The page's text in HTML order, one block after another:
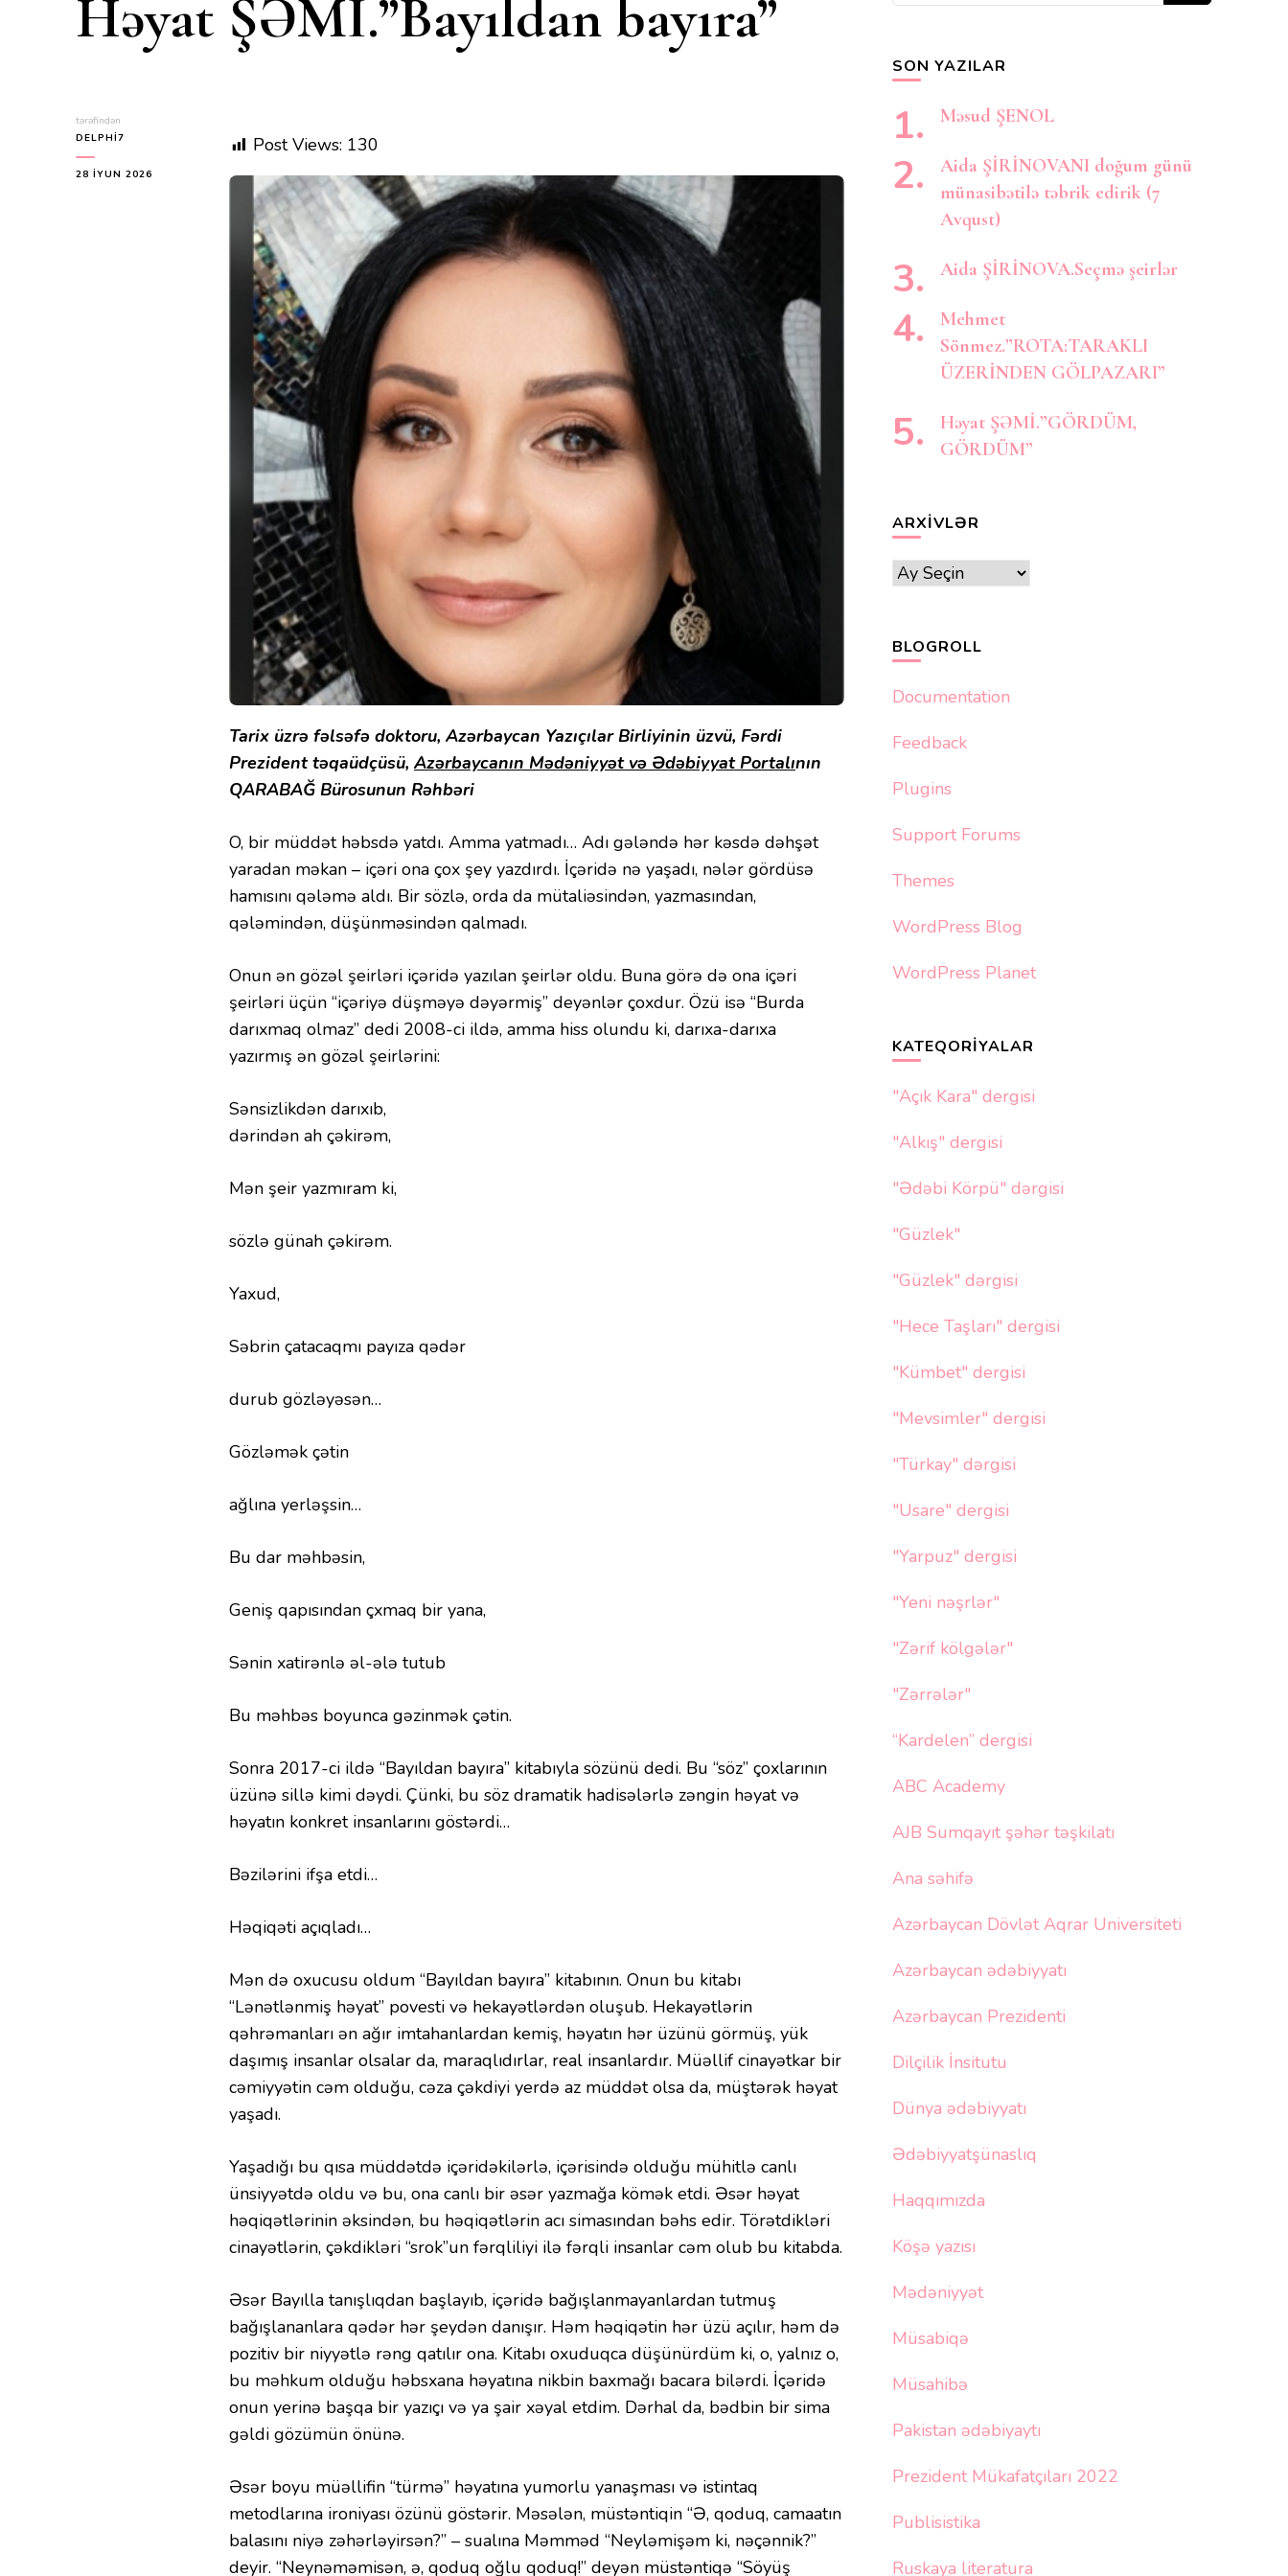
Həyat ŞƏMİ.”Bayıldan bayıra”
tərəfindən
DELPHI7
28 İYUN 2026
Post Views: 130
Tarix üzrə fəlsəfə doktoru, Azərbaycan Yazıçılar Birliyinin üzvü, Fərdi
Prezident təqaüdçüsü, Azərbaycanın Mədəniyyət və Ədəbiyyat Portalının
QARABAĞ Bürosunun Rəhbəri
O, bir müddət həbsdə yatdı. Amma yatmadı… Adı gələndə hər kəsdə dəhşət
yaradan məkan – içəri ona çox şey yazdırdı. İçəridə nə yaşadı, nələr gördüsə
hamısını qələmə aldı. Bir sözlə, orda da mütaliəsindən, yazmasından,
qələmindən, düşünməsindən qalmadı.
Onun ən gözəl şeirləri içəridə yazılan şeirlər oldu. Buna görə də ona içəri
şeirləri üçün “içəriyə düşməyə dəyərmiş” deyənlər çoxdur. Özü isə “Burda
darıxmaq olmaz” dedi 2008-ci ildə, amma hiss olundu ki, darıxa-darıxa
yazırmış ən gözəl şeirlərini:
Sənsizlikdən darıxıb,
dərindən ah çəkirəm,
Mən şeir yazmıram ki,
sözlə günah çəkirəm.
Yaxud,
Səbrin çatacaqmı payıza qədər
durub gözləyəsən…
Gözləmək çətin
ağlına yerləşsin…
Bu dar məhbəsin,
Geniş qapısından çxmaq bir yana,
Sənin xatirənlə əl-ələ tutub
Bu məhbəs boyunca gəzinmək çətin.
Sonra 2017-ci ildə “Bayıldan bayıra” kitabıyla sözünü dedi. Bu “söz” çoxlarının
üzünə sillə kimi dəydi. Çünki, bu söz dramatik hadisələrlə zəngin həyat və
həyatın konkret insanlarını göstərdi…
Bəzilərini ifşa etdi…
Həqiqəti açıqladı…
Mən də oxucusu oldum “Bayıldan bayıra” kitabının. Onun bu kitabı
“Lənətlənmiş həyat” povesti və hekayətlərdən oluşub. Hekayətlərin
qəhrəmanları ən ağır imtahanlardan kemiş, həyatın hər üzünü görmüş, yük
daşımış insanlar olsalar da, maraqlıdırlar, real insanlardır. Müəllif cinayətkar bir
cəmiyyətin cəm olduğu, cəza çəkdiyi yerdə az müddət olsa da, müştərək həyat
yaşadı.
Yaşadığı bu qısa müddətdə içəridəkilərlə, içərisində olduğu mühitlə canlı
ünsiyyətdə oldu və bu, ona canlı bir əsər yazmağa kömək etdi. Əsər həyat
həqiqətlərinin əksindən, bu həqiqətlərin acı simasından bəhs edir. Törətdikləri
cinayətlərin, çəkdikləri “srok”un fərqliliyi ilə fərqli insanlar cəm olub bu kitabda.
Əsər Bayılla tanışlıqdan başlayıb, içəridə bağışlanmayanlardan tutmuş
bağışlananlara qədər hər şeydən danışır. Həm həqiqətin hər üzü açılır, həm də
pozitiv bir niyyətlə rəng qatılır ona. Kitabı oxuduqca düşünürdüm ki, o, yalnız o,
bu məhkum olduğu həbsxana həyatına nikbin baxmağı bacara bilərdi. İçəridə
onun yerinə başqa bir yazıçı və ya şair xəyal etdim. Dərhal da, bədbin bir sima
gəldi gözümün önünə.
Əsər boyu müəllifin “türmə” həyatına yumorlu yanaşması və istintaq
metodlarına ironiyası özünü göstərir. Məsələn, müstəntiqin “Ə, qoduq, camaatın
balasını niyə zəhərləyirsən?” – sualına Məmməd “Neyləmişəm ki, nəçənnik?”
deyir. “Neynəməmisən, ə, qoduq oğlu qoduq!” deyən müstəntiqə “Söyüş
SON YAZILAR
Məsud ŞENOL
Aida ŞİRİNOVANI doğum günü
münasibətilə təbrik edirik (7
Avqust)
Aida ŞİRİNOVA.Seçmə şeirlər
Mehmet
Sönmez.”ROTA:TARAKLI
ÜZERİNDEN GÖLPAZARI”
Həyat ŞƏMİ.”GÖRDÜM,
GÖRDÜM”
ARXIVLƏR
Arxivlər
BLOGROLL
Documentation
Feedback
Plugins
Support Forums
Themes
WordPress Blog
WordPress Planet
KATEQORIYALAR
"Açık Kara" dergisi
"Alkış" dergisi
"Ədəbi Körpü" dərgisi
"Güzlek"
"Güzlek" dərgisi
"Hece Taşları" dergisi
"Kümbet" dergisi
"Mevsimler" dergisi
"Türkay" dərgisi
"Usare" dergisi
"Yarpuz" dergisi
"Yeni nəşrlər"
"Zərif kölgələr"
"Zərrələr"
“Kardelen” dergisi
ABC Academy
AJB Sumqayıt şəhər təşkilatı
Ana səhifə
Azərbaycan Dövlət Aqrar Universiteti
Azərbaycan ədəbiyyatı
Azərbaycan Prezidenti
Dilçilik İnsitutu
Dünya ədəbiyyatı
Ədəbiyyatşünaslıq
Haqqımızda
Köşə yazısı
Mədəniyyət
Müsabiqə
Müsahibə
Pakistan ədəbiyaytı
Prezident Mükafatçıları 2022
Publisistika
Ruskaya literatura